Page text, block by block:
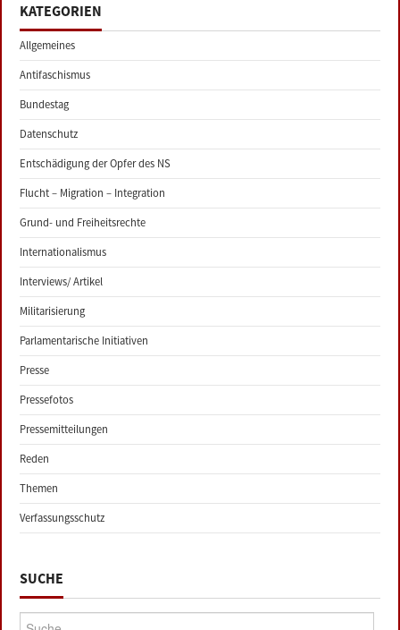
KATEGORIEN
Allgemeines
Antifaschismus
Bundestag
Datenschutz
Entschädigung der Opfer des NS
Flucht – Migration – Integration
Grund- und Freiheitsrechte
Internationalismus
Interviews/ Artikel
Militarisierung
Parlamentarische Initiativen
Presse
Pressefotos
Pressemitteilungen
Reden
Themen
Verfassungsschutz
SUCHE
Suche: